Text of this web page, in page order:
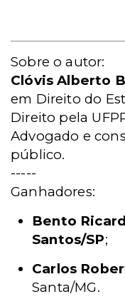
Sobre o autor:
Clóvis Alberto
em Direito do
Direito pela
Advogado e
público.
-----
Ganhadores:
Bento
Santos/SP;
Carlos
Santa/MG.